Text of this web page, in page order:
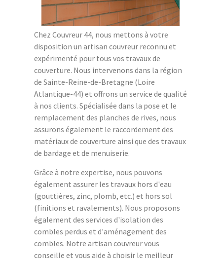
Chez Couvreur 44, nous mettons à votre
disposition un artisan couvreur reconnu et
expérimenté pour tous vos travaux de
couverture. Nous intervenons dans la région
de Sainte-Reine-de-Bretagne (Loire
Atlantique-44) et offrons un service de qualité
à nos clients. Spécialisée dans la pose et le
remplacement des planches de rives, nous
assurons également le raccordement des
matériaux de couverture ainsi que des travaux
de bardage et de menuiserie.
Grâce à notre expertise, nous pouvons
également assurer les travaux hors d'eau
(gouttières, zinc, plomb, etc.) et hors sol
(finitions et ravalements). Nous proposons
également des services d'isolation des
combles perdus et d'aménagement des
combles. Notre artisan couvreur vous
conseille et vous aide à choisir le meilleur